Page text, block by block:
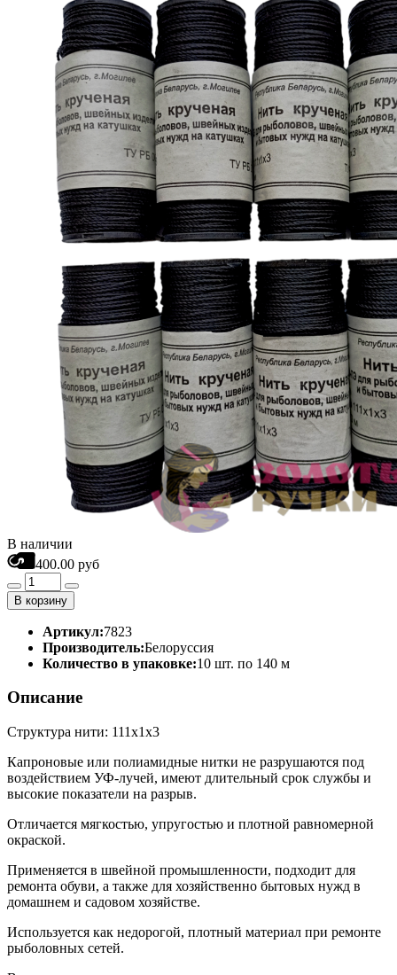
В наличии
400.00 руб
В корзину
Артикул:7823
Производитель:Белоруссия
Количество в упаковке:10 шт. по 140 м
Описание
Структура нити: 111х1х3
Капроновые или полиамидные нитки не разрушаются под
воздействием УФ-лучей, имеют длительный срок службы и
высокие показатели на разрыв.
Отличается мягкостью, упругостью и плотной равномерной
окраской.
Применяется в швейной промышленности, подходит для
ремонта обуви, а также для хозяйственно бытовых нужд в
домашнем и садовом хозяйстве.
Используется как недорогой, плотный материал при ремонте
рыболовных сетей.